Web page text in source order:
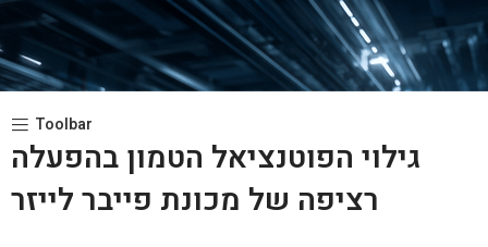
Toolbar
גילוי הפוטנציאל הטמון בהפעלה
רציפה של מכונת פייבר לייזר